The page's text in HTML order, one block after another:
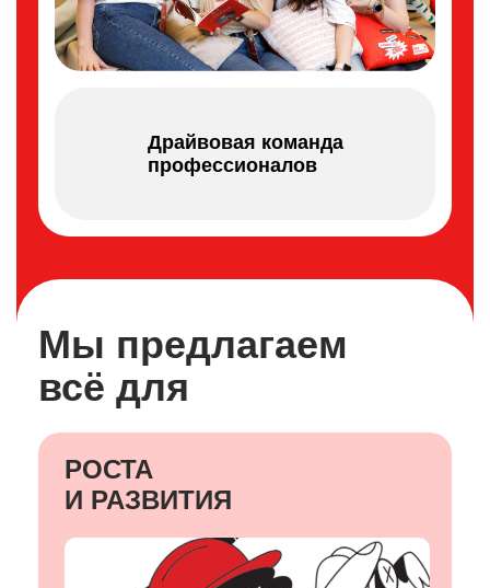
Драйвовая команда
профессионалов
Мы предлагаем
всё для
РОСТА
И РАЗВИТИЯ